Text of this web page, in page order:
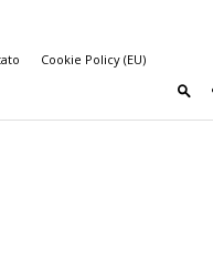
Cookie Policy (EU)